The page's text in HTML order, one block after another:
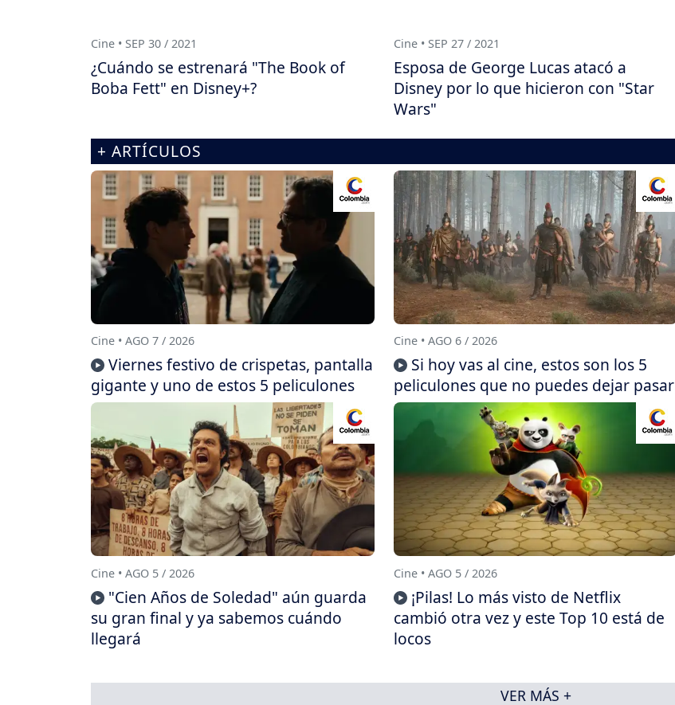
Cine • SEP 30 / 2021
¿Cuándo se estrenará "The Book of
Boba Fett" en Disney+?
Cine • SEP 27 / 2021
Esposa de George Lucas atacó a
Disney por lo que hicieron con "Star
Wars"
+ ARTÍCULOS
Cine • AGO 7 / 2026
Viernes festivo de crispetas, pantalla
gigante y uno de estos 5 peliculones
Cine • AGO 6 / 2026
Si hoy vas al cine, estos son los 5
peliculones que no puedes dejar pasar
Cine • AGO 5 / 2026
"Cien Años de Soledad" aún guarda
su gran final y ya sabemos cuándo
llegará
Cine • AGO 5 / 2026
¡Pilas! Lo más visto de Netflix
cambió otra vez y este Top 10 está de
locos
VER MÁS +